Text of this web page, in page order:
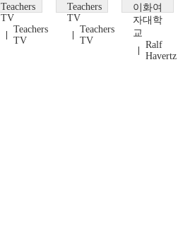
Teachers
TV
Teachers
TV
Teachers
TV
Teachers
TV
이화여
자대학
교
Ralf
Havertz